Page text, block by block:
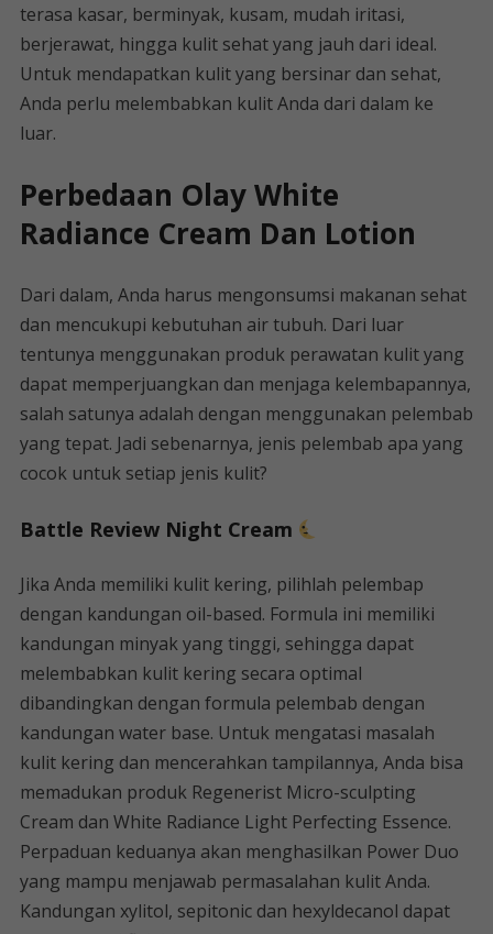
terasa kasar, berminyak, kusam, mudah iritasi,
berjerawat, hingga kulit sehat yang jauh dari ideal.
Untuk mendapatkan kulit yang bersinar dan sehat,
Anda perlu melembabkan kulit Anda dari dalam ke
luar.
Perbedaan Olay White
Radiance Cream Dan Lotion
Dari dalam, Anda harus mengonsumsi makanan sehat
dan mencukupi kebutuhan air tubuh. Dari luar
tentunya menggunakan produk perawatan kulit yang
dapat memperjuangkan dan menjaga kelembapannya,
salah satunya adalah dengan menggunakan pelembab
yang tepat. Jadi sebenarnya, jenis pelembab apa yang
cocok untuk setiap jenis kulit?
Battle Review Night Cream
Jika Anda memiliki kulit kering, pilihlah pelembap
dengan kandungan oil-based. Formula ini memiliki
kandungan minyak yang tinggi, sehingga dapat
melembabkan kulit kering secara optimal
dibandingkan dengan formula pelembab dengan
kandungan water base. Untuk mengatasi masalah
kulit kering dan mencerahkan tampilannya, Anda bisa
memadukan produk Regenerist Micro-sculpting
Cream dan White Radiance Light Perfecting Essence.
Perpaduan keduanya akan menghasilkan Power Duo
yang mampu menjawab permasalahan kulit Anda.
Kandungan xylitol, sepitonic dan hexyldecanol dapat